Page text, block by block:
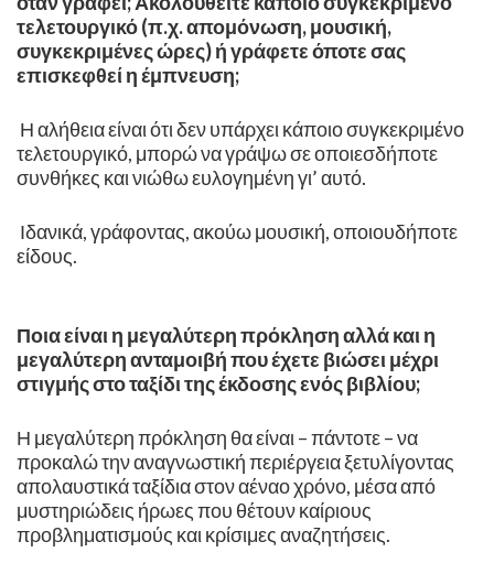
τελετουργικό (π.χ. απομόνωση, μουσική,
συγκεκριμένες ώρες) ή γράφετε όποτε σας
επισκεφθεί η έμπνευση;
Η αλήθεια είναι ότι δεν υπάρχει κάποιο συγκεκριμένο
τελετουργικό, μπορώ να γράψω σε οποιεσδήποτε
συνθήκες και νιώθω ευλογημένη γι’ αυτό.
Ιδανικά, γράφοντας, ακούω μουσική, οποιουδήποτε
είδους.
Ποια είναι η μεγαλύτερη πρόκληση αλλά και η
μεγαλύτερη ανταμοιβή που έχετε βιώσει μέχρι
στιγμής στο ταξίδι της έκδοσης ενός βιβλίου;
Η μεγαλύτερη πρόκληση θα είναι – πάντοτε – να
προκαλώ την αναγνωστική περιέργεια ξετυλίγοντας
απολαυστικά ταξίδια στον αέναο χρόνο, μέσα από
μυστηριώδεις ήρωες που θέτουν καίριους
προβληματισμούς και κρίσιμες αναζητήσεις.